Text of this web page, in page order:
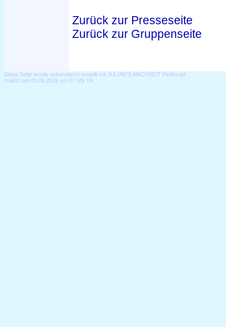
Zurück zur Presseseite
Zurück zur Gruppenseite
Diese Seite wurde automatisch erstellt mit JULIAN'S MACHSEIT Perlscript
zuletzt am 09.06.2026 um 07 Uhr 09